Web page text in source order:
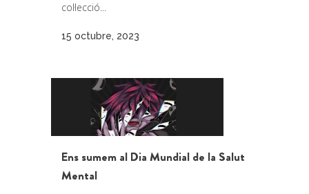
col·lecció...
15 octubre, 2023
Ens sumem al Dia Mundial de la Salut
Mental